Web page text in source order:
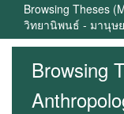
Browsing Theses
วิทยานิพนธ์ - มานุษ
Browsing